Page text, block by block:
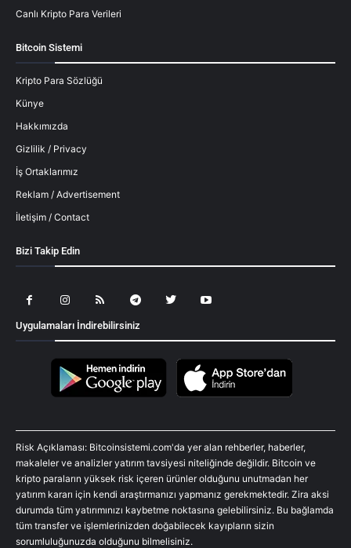
Canlı Kripto Para Verileri
Bitcoin Sistemi
Kripto Para Sözlüğü
Künye
Hakkımızda
Gizlilik / Privacy
İş Ortaklarımız
Reklam / Advertisement
İletişim / Contact
Bizi Takip Edin
Uygulamaları İndirebilirsiniz
Risk Açıklaması: Bitcoinsistemi.com'da yer alan rehberler, haberler,
makaleler ve analizler yatırım tavsiyesi niteliğinde değildir. Bitcoin ve
kripto paraların yüksek risk içeren ürünler olduğunu unutmadan her
yatırım kararı için kendi araştırmanızı yapmanız gerekmektedir. Zira aksi
durumda tüm yatırımınızı kaybetme noktasına gelebilirsiniz. Bu bağlamda
tüm transfer ve işlemlerinizden doğabilecek kayıpların sizin
sorumluluğunuzda olduğunu bilmelisiniz.